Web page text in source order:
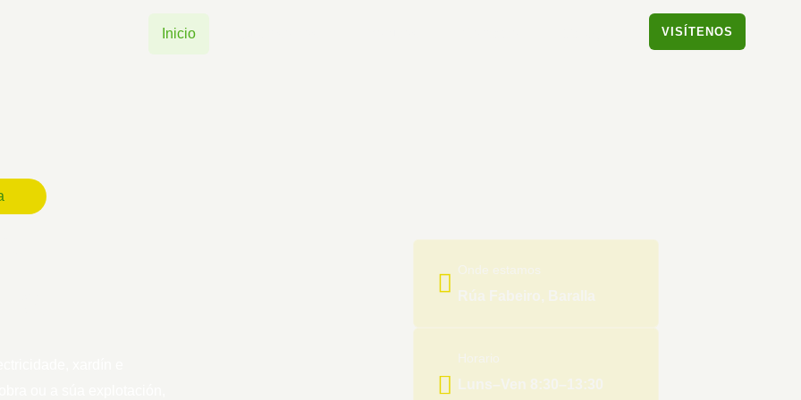
Inicio VISÍTENOS
Onde estamos
Rúa Fabeiro, Baralla
Horario
Luns–Ven 8:30–13:30